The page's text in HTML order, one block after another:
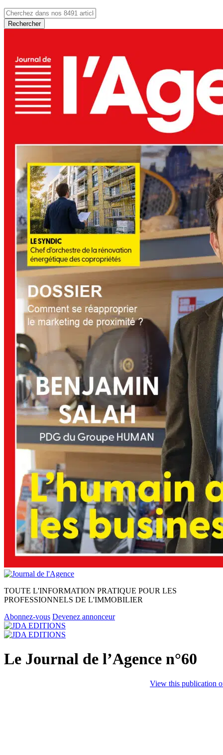
Rechercher
TOUTE L'INFORMATION PRATIQUE POUR LES
PROFESSIONNELS DE L'IMMOBILIER
Abonnez-vous Devenez annonceur
Le Journal de l’Agence n°60
View this publication